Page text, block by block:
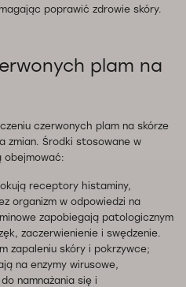
poprawić zdrowie skóry.
plam na
czerwonych plam na skórze
zmian. Środki stosowane w
obejmować:
receptory histaminy,
organizm w odpowiedzi na
zapobiegają patologicznym
zaczerwienienie i swędzenie.
zapaleniu skóry i pokrzywce;
na enzymy wirusowe,
namnażania się i